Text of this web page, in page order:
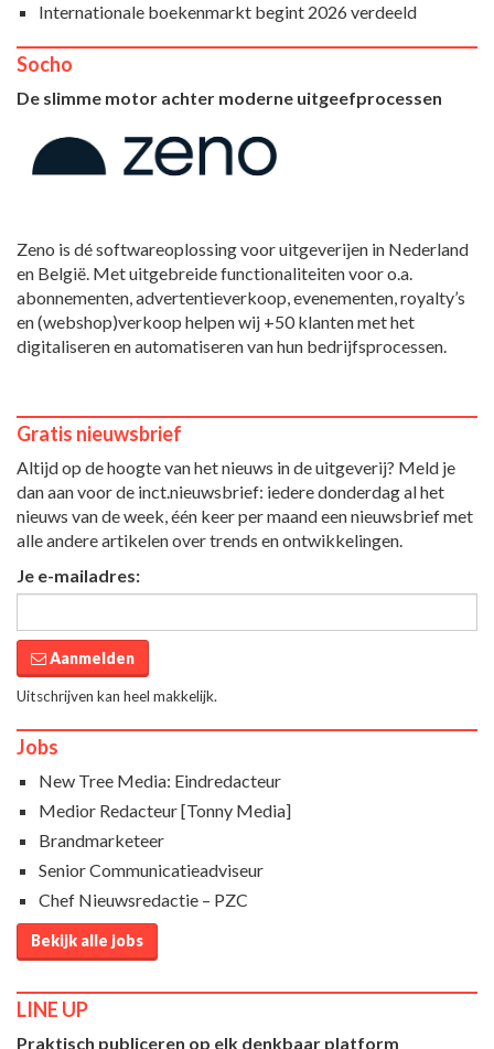
Internationale boekenmarkt begint 2026 verdeeld
Socho
De slimme motor achter moderne uitgeefprocessen
Zeno is dé softwareoplossing voor uitgeverijen in Nederland
en België. Met uitgebreide functionaliteiten voor o.a.
abonnementen, advertentieverkoop, evenementen, royalty’s
en (webshop)verkoop helpen wij +50 klanten met het
digitaliseren en automatiseren van hun bedrijfsprocessen.
Gratis nieuwsbrief
Altijd op de hoogte van het nieuws in de uitgeverij? Meld je
dan aan voor de inct.nieuwsbrief: iedere donderdag al het
nieuws van de week, één keer per maand een nieuwsbrief met
alle andere artikelen over trends en ontwikkelingen.
Je e-mailadres:
Aanmelden
Uitschrijven kan heel makkelijk.
Jobs
New Tree Media: Eindredacteur
Medior Redacteur [Tonny Media]
Brandmarketeer
Senior Communicatieadviseur
Chef Nieuwsredactie – PZC
Bekijk alle jobs
LINE UP
Praktisch publiceren op elk denkbaar platform